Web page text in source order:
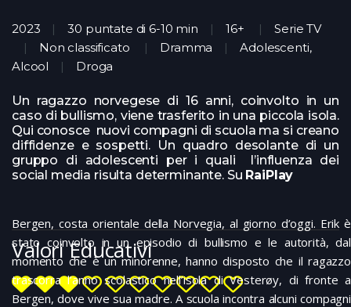
2023 30 puntate di 6-10 min 16+
Serie TV
Non classificato
Dramma
Adolescenti,
Alcool
Droga
Un ragazzo norvegese di 16 anni, coinvolto in un
caso di bullismo, viene trasferito in una piccola isola.
Qui conosce nuovi compagni di scuola ma si creano
diffidenze e sospetti. Un quadro desolante di un
gruppo di adolescenti per i quali l’influenza dei
social media risulta determinante. Su RaiPlay
Bergen, costa orientale della Norvegia, al giorno d’oggi. Erik è
stato coinvolto in un episodio di bullismo e le autorità, dal
momento che è un minorenne, hanno disposto che il ragazzo
trascorra l’anno scolastico nell’isola di Vesterøy, di fronte a
Bergen, dove vive sua madre. A scuola incontra alcuni compagni
Valori Educativi